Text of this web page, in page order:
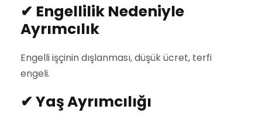
✔ Engellilik Nedeniyle
Ayrımcılık
Engelli işçinin dışlanması, düşük ücret, terfi
engeli.
✔ Yaş Ayrımcılığı